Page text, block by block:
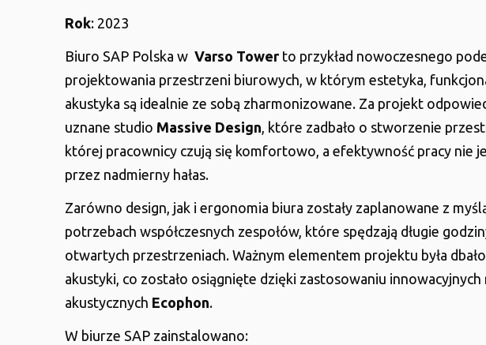
Rok: 2023
Biuro SAP Polska w Varso Towerto przykład nowoczesnego
projektowania przestrzeni biurowych, w którym estetyka,
akustyka są idealnie ze sobą zharmonizowane. Za projekt
uznane studio Massive Design , które zadbało o stworzenie
której pracownicy czują się komfortowo, a efektywność pracy nie
przez nadmierny hałas.
Zarówno design, jak i ergonomia biura zostały zaplanowane z
potrzebach współczesnych zespołów, które spędzają długie
otwartych przestrzeniach. Ważnym elementem projektu była
akustyki, co zostało osiągnięte dzięki zastosowaniu innowacyjnych
akustycznych Ecophon.
W biurze SAP zainstalowano: